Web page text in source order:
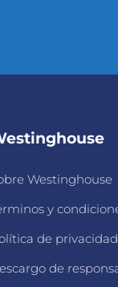
Westinghouse
y
de privacidad
de